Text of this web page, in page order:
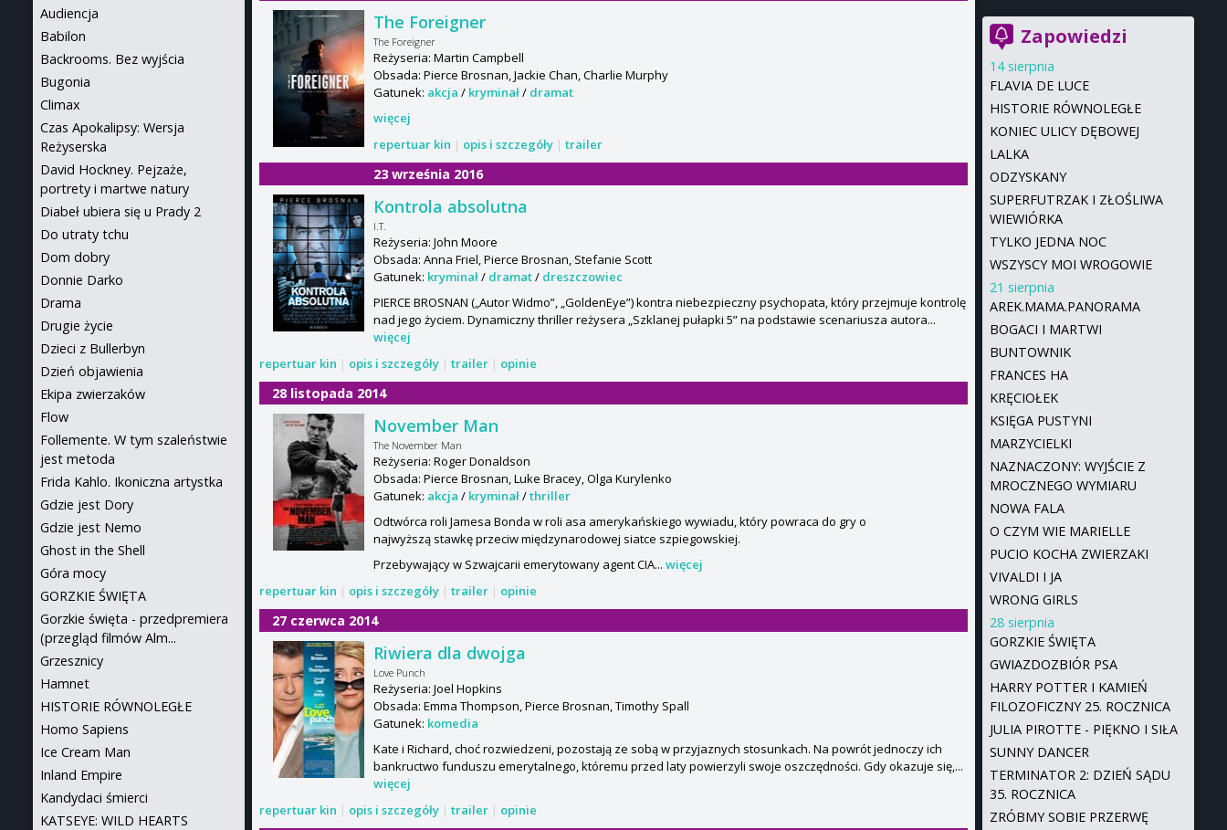
The Foreigner
The Foreigner
Reżyseria: Martin Campbell
Obsada: Pierce Brosnan, Jackie Chan, Charlie Murphy
Gatunek: akcja / kryminał/ dramat
więcej
repertuar kin | opis i szczegóły | trailer
23 września 2016
Kontrola absolutna
I.T.
Reżyseria: John Moore
Obsada: Anna Friel, Pierce Brosnan, Stefanie Scott
Gatunek: kryminał/ dramat/ dreszczowiec
PIERCE BROSNAN („Autor Widmo”, „GoldenEye”) kontra niebezpieczny psychopata, który przejmuje kontrolę
nad jego życiem. Dynamiczny thriller reżysera „Szklanej pułapki 5” na podstawie scenariusza autora...
więcej
repertuar kin | opis i szczegóły | trailer | opinie
28 listopada 2014
November Man
The November Man
Reżyseria: Roger Donaldson
Obsada: Pierce Brosnan, Luke Bracey, Olga Kurylenko
Gatunek: akcja / kryminał/thriller
Odtwórca roli Jamesa Bonda w roli asa amerykańskiego wywiadu, który powraca do gry o
najwyższą stawkę przeciw międzynarodowej siatce szpiegowskiej.
Przebywający w Szwajcarii emerytowany agent CIA... więcej
repertuar kin | opis i szczegóły | trailer | opinie
27 czerwca 2014
Riwiera dla dwojga
Love Punch
Reżyseria: Joel Hopkins
Obsada: Emma Thompson, Pierce Brosnan, Timothy Spall
Gatunek: komedia
Kate i Richard, choć rozwiedzeni, pozostają ze sobą w przyjaznych stosunkach. Na powrót jednoczy ich
bankructwo funduszu emerytalnego, któremu przed laty powierzyli swoje oszczędności. Gdy okazuje się,...
więcej
repertuar kin | opis i szczegóły | trailer | opinie
Zapowiedzi
14 sierpnia
FLAVIA DE LUCE
HISTORIE RÓWNOLEGŁE
KONIEC ULICY DĘBOWEJ
LALKA
ODZYSKANY
SUPERFUTRZAK I ZŁOŚLIWA
WIEWIÓRKA
TYLKO JEDNA NOC
WSZYSCY MOI WROGOWIE
21 sierpnia
AREK.MAMA.PANORAMA
BOGACI I MARTWI
BUNTOWNIK
FRANCES HA
KRĘCIOŁEK
KSIĘGA PUSTYNI
MARZYCIELKI
NAZNACZONY: WYJŚCIE Z
MROCZNEGO WYMIARU
NOWA FALA
O CZYM WIE MARIELLE
PUCIO KOCHA ZWIERZAKI
VIVALDI I JA
WRONG GIRLS
28 sierpnia
GORZKIE ŚWIĘTA
GWIAZDOZBIÓR PSA
HARRY POTTER I KAMIEŃ
FILOZOFICZNY 25. ROCZNICA
JULIA PIROTTE - PIĘKNO I SIŁA
SUNNY DANCER
TERMINATOR 2: DZIEŃ SĄDU
35. ROCZNICA
ZRÓBMY SOBIE PRZERWĘ
Audiencja
Babilon
Backrooms. Bez wyjścia
Bugonia
Climax
Czas Apokalipsy: Wersja
Reżyserska
David Hockney. Pejzaże,
portrety i martwe natury
Diabeł ubiera się u Prady 2
Do utraty tchu
Dom dobry
Donnie Darko
Drama
Drugie życie
Dzieci z Bullerbyn
Dzień objawienia
Ekipa zwierzaków
Flow
Follemente. W tym szaleństwie
jest metoda
Frida Kahlo. Ikoniczna artystka
Gdzie jest Dory
Gdzie jest Nemo
Ghost in the Shell
Góra mocy
GORZKIE ŚWIĘTA
Gorzkie święta - przedpremiera
(przegląd filmów Alm...
Grzesznicy
Hamnet
HISTORIE RÓWNOLEGŁE
Homo Sapiens
Ice Cream Man
Inland Empire
Kandydaci śmierci
KATSEYE: WILD HEARTS